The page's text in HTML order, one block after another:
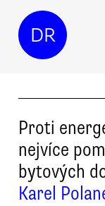
DR
Proti
nejvíce
bytových
Karel